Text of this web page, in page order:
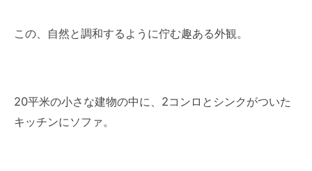
この、自然と調和するように佇む趣ある外観。
20平米の小さな建物の中に、2コンロとシンクがついた
キッチンにソファ。